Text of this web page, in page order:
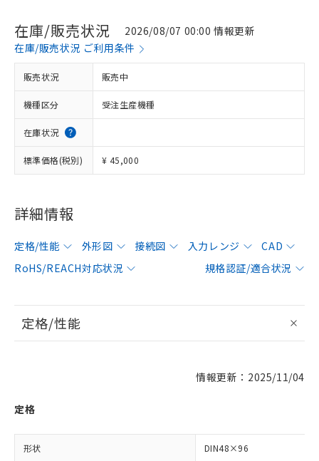
在庫/販売状況
2026/08/07 00:00 情報更新
在庫/販売状況 ご利用条件
販売状況 販売中
機種区分 受注生産機種
在庫状況
標準価格(税別) ¥ 45,000
詳細情報
定格/性能 外形図 接続図 入力レンジ
CAD
RoHS/REACH対応状況
規格認証/適合状況
定格/性能
情報更新：2025/11/04
定格
形状 DIN48×96